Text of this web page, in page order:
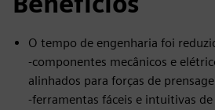
O tempo de engenharia foi
-componentes mecânicos e
alinhados para forças de
-ferramentas fáceis e intuitivas de